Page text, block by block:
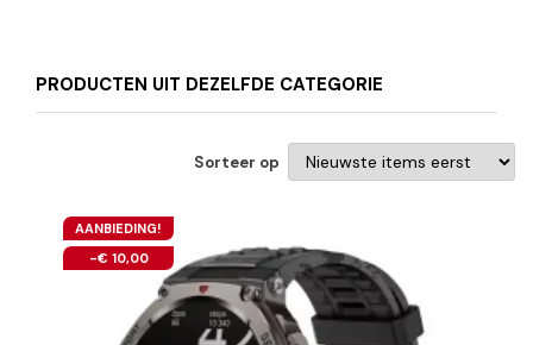
PRODUCTEN UIT DEZELFDE CATEGORIE
Sorteer op
AANBIEDING!
-€ 10,00